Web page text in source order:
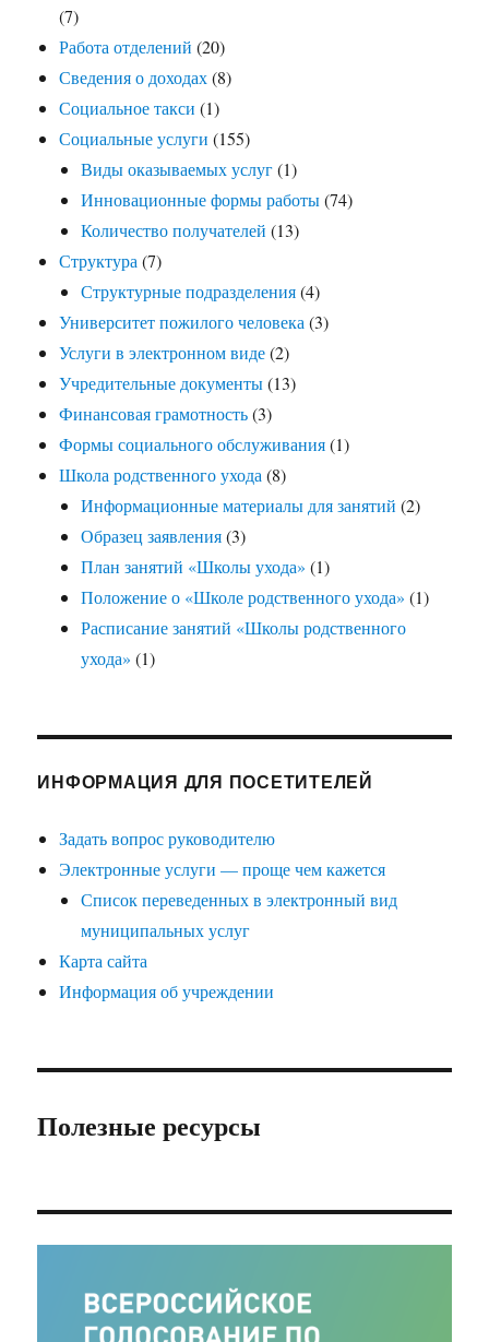
(7)
Работа отделений (20)
Сведения о доходах(8)
Социальное такси (1)
Социальные услуги (155)
Виды оказываемых услуг(1)
Инновационные формы работы(74)
Количество получателей (13)
Структура (7)
Структурные подразделения(4)
Университет пожилого человека (3)
Услуги в электронном виде(2)
Учредительные документы(13)
Финансовая грамотность(3)
Формы социального обслуживания(1)
Школа родственного ухода (8)
Информационные материалы для занятий (2)
Образец заявления(3)
План занятий «Школы ухода» (1)
Положение о «Школе родственного ухода» (1)
Расписание занятий «Школы родственного
ухода» (1)
ИНФОРМАЦИЯ ДЛЯ ПОСЕТИТЕЛЕЙ
Задать вопрос руководителю
Электронные услуги — проще чем кажется
Список переведенных в электронный вид
муниципальных услуг
Карта сайта
Информация об учреждении
Полезные ресурсы